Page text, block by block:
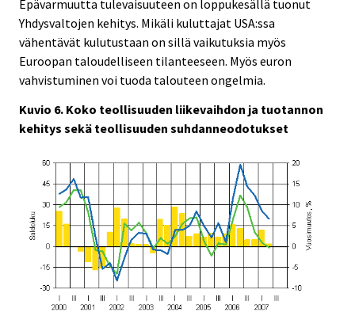
Epävarmuutta tulevaisuuteen on loppukesällä tuonut
Yhdysvaltojen kehitys. Mikäli kuluttajat USA:ssa
vähentävät kulutustaan on sillä vaikutuksia myös
Euroopan taloudelliseen tilanteeseen. Myös euron
vahvistuminen voi tuoda talouteen ongelmia.
Kuvio 6. Koko teollisuuden liikevaihdon ja tuotannon
kehitys sekä teollisuuden suhdanneodotukset